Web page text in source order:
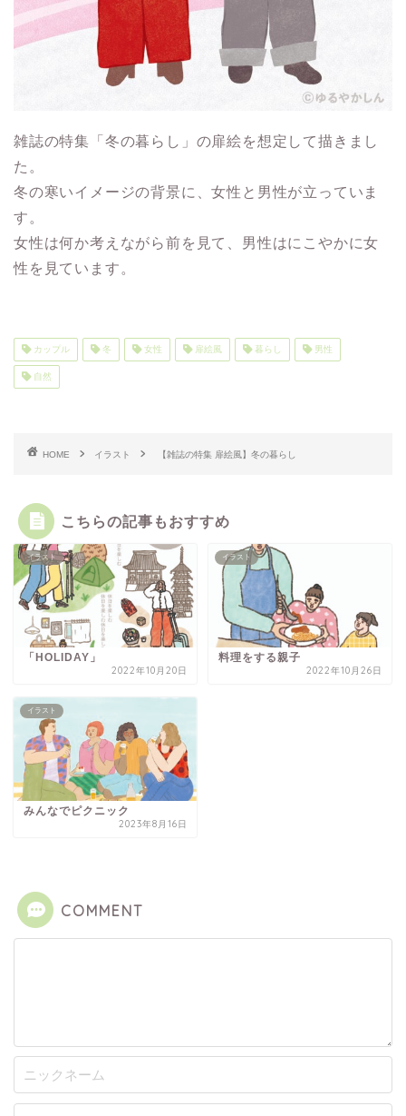
雑誌の特集「冬の暮らし」の扉絵を想定して描きまし
た。
冬の寒いイメージの背景に、女性と男性が立っていま
す。
女性は何か考えながら前を見て、男性はにこやかに女
性を見ています。
カップル 冬 女性 扉絵風 暮らし 男性
自然
HOME イラスト 【雑誌の特集 扉絵風】冬の暮らし
こちらの記事もおすすめ
イラスト
「HOLIDAY」
2022年10月20日
イラスト
料理をする親子
2022年10月26日
イラスト
みんなでピクニック
2023年8月16日
COMMENT